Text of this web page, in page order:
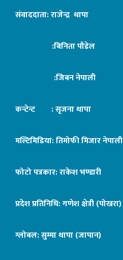
संवाददाता: राजेन्द्र थापा
:बिनिता पौडेल
:जिबन नेपाली
कन्टेन्ट : सृजना थापा
मल्टिमिडिया: तिमोफी मिजार नेपाली
फोटो पत्रकार: राकेश भण्डारी
प्रदेश प्रतिनिधि: गणेश क्षेत्री (पोखरा)
ग्लोबल: सुम्मा थापा (जापान)